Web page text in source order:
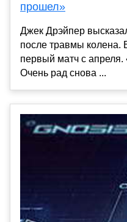
прошел»
Джек Дрэйпер
после травмы колена.
первый матч с
Очень рад снова ...